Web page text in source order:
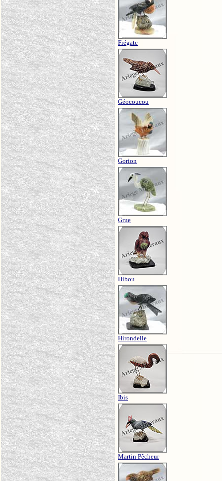
Frégate
Géocoucou
Gorion
Grue
Hibou
Hirondelle
Ibis
Martin Pêcheur